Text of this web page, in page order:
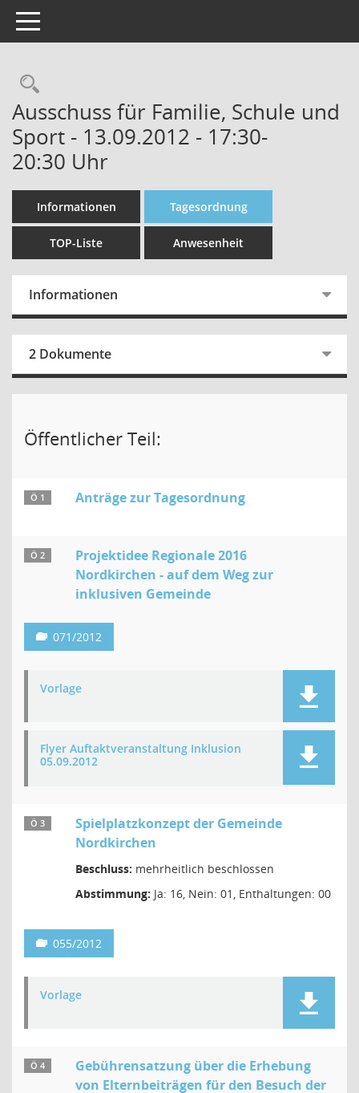
Toggle navigation
Rechercheauswahl
Ausschuss für Familie, Schule und
Sport - 13.09.2012 - 17:30-
20:30 Uhr
Informationen Tagesordnung
TOP-Liste Anwesenheit
Informationen
2 Dokumente
Öffentlicher Teil:
Ö 1 Anträge zur Tagesordnung
Ö 2
Projektidee Regionale 2016
Nordkirchen - auf dem Weg zur
inklusiven Gemeinde
071/2012
Vorlage
Flyer Auftaktveranstaltung Inklusion
05.09.2012
Ö 3
Spielplatzkonzept der Gemeinde
Nordkirchen
Beschluss: mehrheitlich beschlossen
Abstimmung: Ja: 16, Nein: 01, Enthaltungen: 00
055/2012
Vorlage
Ö 4
Gebührensatzung über die Erhebung
von Elternbeiträgen für den Besuch der